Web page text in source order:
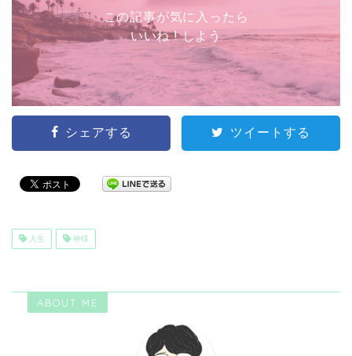
この記事が気に入ったら
いいね ! しよう
シェアする ツイートする
人生 神様
ABOUT ME